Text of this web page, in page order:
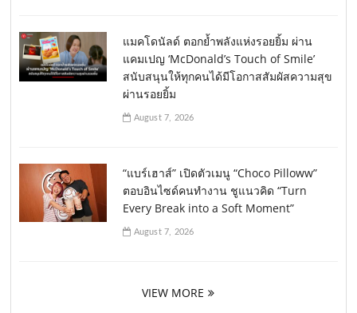
แมคโดนัลด์ ตอกย้ำพลังแห่งรอยยิ้ม ผ่าน
แคมเปญ ‘McDonald’s Touch of Smile’
สนับสนุนให้ทุกคนได้มีโอกาสสัมผัสความสุข
ผ่านรอยยิ้ม
August 7, 2026
“แบร์เฮาส์” เปิดตัวเมนู “Choco Pilloww”
ตอบอินไซด์คนทำงาน ชูแนวคิด “Turn
Every Break into a Soft Moment”
August 7, 2026
VIEW MORE